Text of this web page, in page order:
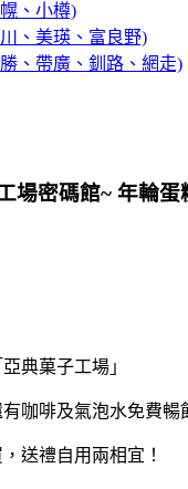
、小樽)
、美瑛、富良野)
、帶廣、釧路、網走)
場密碼館~ 年輪
典菓子工場」
咖啡及氣泡水免費暢
送禮自用兩相宜！